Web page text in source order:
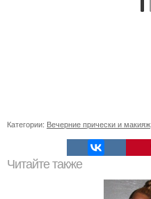
Категории: Вечерние прически и макияж
Читайте также